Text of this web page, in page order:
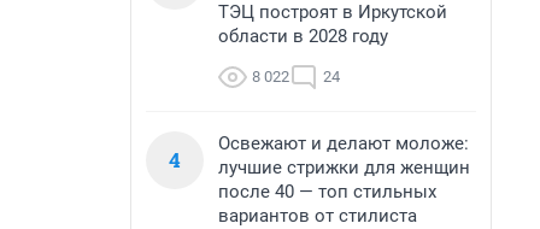
ТЭЦ построят в Иркутской
области в 2028 году
8 022 24
4
Освежают и делают моложе:
лучшие стрижки для женщин
после 40 — топ стильных
вариантов от стилиста